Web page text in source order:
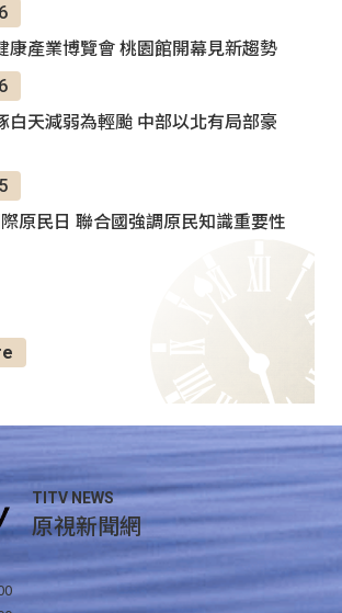
康產業博覽會 桃園館開幕見新趨勢
白天減弱為輕颱 中部以北有局部豪
原民日 聯合國強調原民知識重要性
TITV NEWS
原視新聞網